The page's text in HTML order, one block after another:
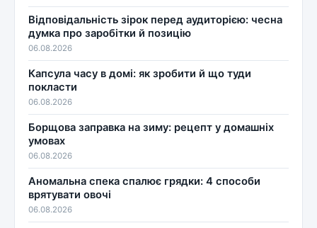
Відповідальність зірок перед аудиторією: чесна
думка про заробітки й позицію
06.08.2026
Капсула часу в домі: як зробити й що туди
покласти
06.08.2026
Борщова заправка на зиму: рецепт у домашніх
умовах
06.08.2026
Аномальна спека спалює грядки: 4 способи
врятувати овочі
06.08.2026